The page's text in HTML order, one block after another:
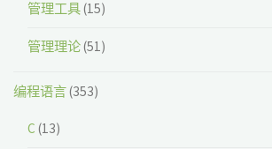
管理工具(15)
管理理论(51)
编程语言(353)
C (13)